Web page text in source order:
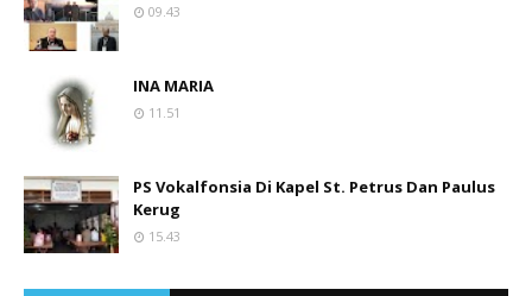
09.43
INA MARIA
11.51
PS Vokalfonsia Di Kapel St. Petrus Dan Paulus
Kerug
15.43